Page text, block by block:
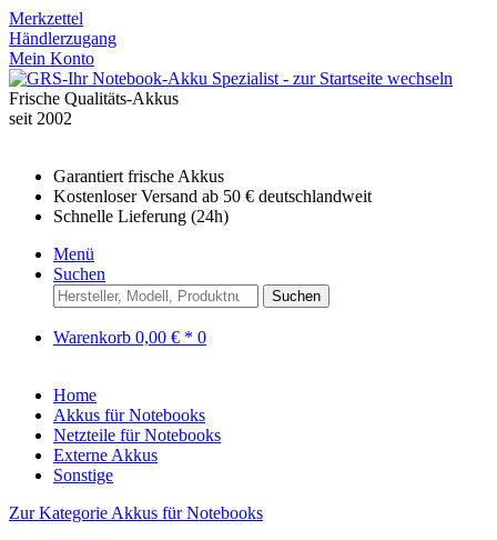
Merkzettel
Händlerzugang
Mein Konto
Frische Qualitäts-Akkus
seit 2002
Garantiert frische Akkus
Kostenloser Versand ab 50 € deutschlandweit
Schnelle Lieferung (24h)
Menü
Suchen
Suchen
Warenkorb 0,00 € * 0
Home
Akkus für Notebooks
Netzteile für Notebooks
Externe Akkus
Sonstige
Zur Kategorie Akkus für Notebooks